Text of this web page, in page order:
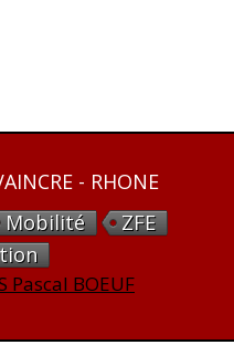
- RHONE
Mobilité
ZFE
Pascal BOEUF